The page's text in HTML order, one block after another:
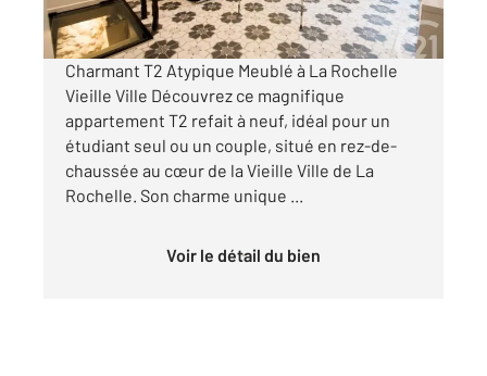
par mois charges comprises
Charmant T2 Atypique Meublé à La Rochelle
Vieille Ville Découvrez ce magnifique
appartement T2 refait à neuf, idéal pour un
étudiant seul ou un couple, situé en rez-de-
chaussée au cœur de la Vieille Ville de La
Rochelle. Son charme unique ...
Voir le détail du bien